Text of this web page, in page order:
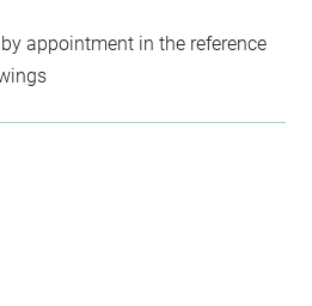
appointment in the reference